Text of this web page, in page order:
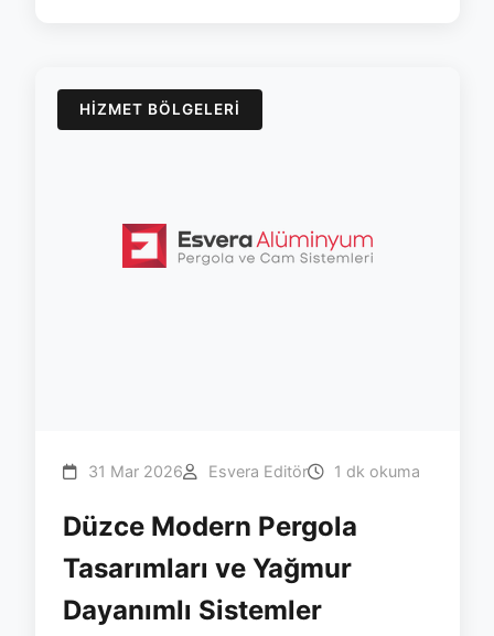
HIZMET BÖLGELERI
31 Mar 2026 Esvera Editör 1 dk okuma
Düzce Modern Pergola
Tasarımları ve Yağmur
Dayanımlı Sistemler